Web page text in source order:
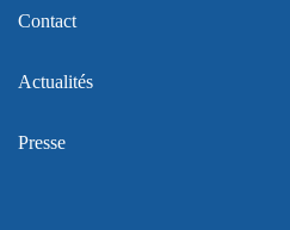
Contact
Actualités
Presse